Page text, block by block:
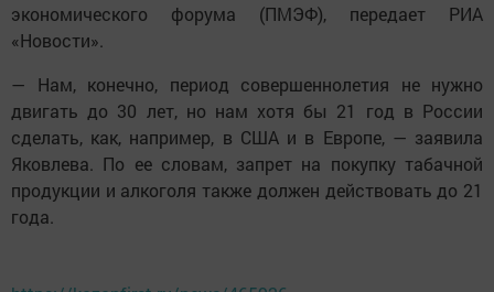
экономического форума (ПМЭФ), передает РИА
«Новости».
— Нам, конечно, период совершеннолетия не нужно
двигать до 30 лет, но нам хотя бы 21 год в России
сделать, как, например, в США и в Европе, — заявила
Яковлева. По ее словам, запрет на покупку табачной
продукции и алкоголя также должен действовать до 21
года.